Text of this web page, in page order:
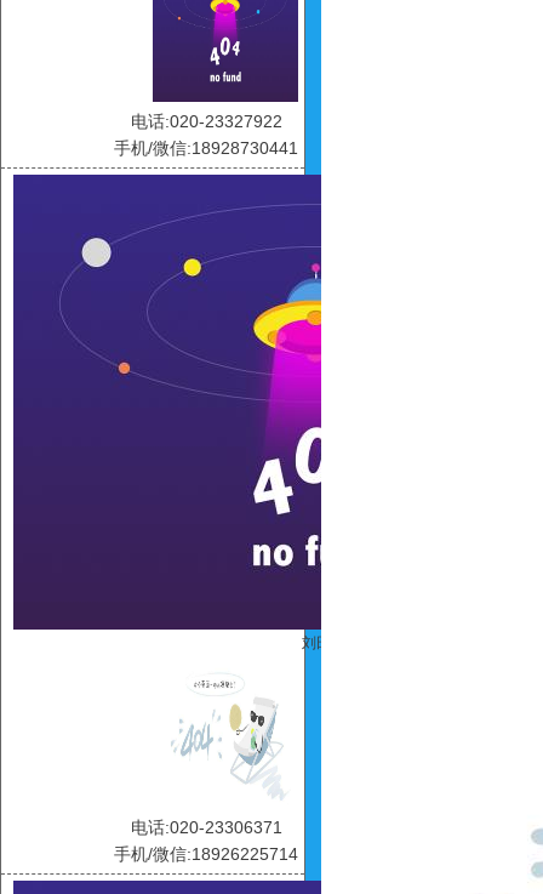
电话:020-23327922
手机/微信:18928730441
刘田
电话:020-23306371
手机/微信:18926225714